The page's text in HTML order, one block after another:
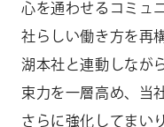
心を通わせるコミュ
社らしい働き方を再
湖本社と連動しなが
束力を一層高め、当
さらに強化してまい